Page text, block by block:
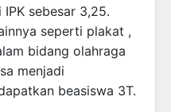
sebesar 3,25.
seperti plakat ,
bidang olahraga
menjadi
beasiswa 3T.